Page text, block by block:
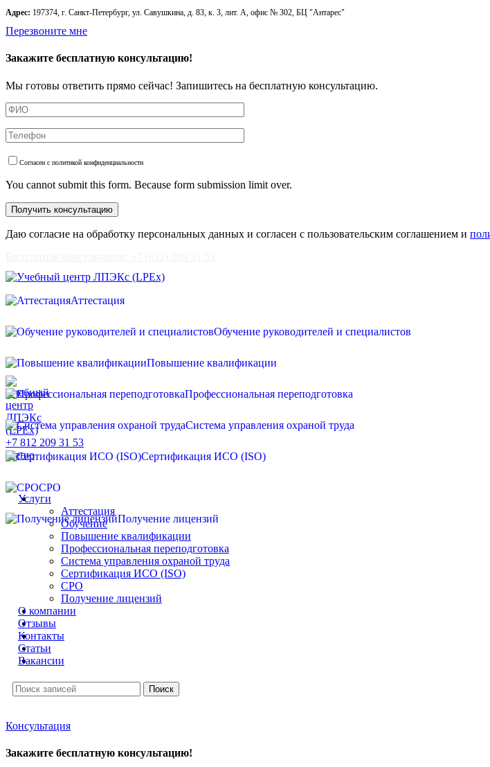
Адрес: 197374, г. Санкт-Петербург, ул. Савушкина, д. 83, к. 3, лит. А, офис № 302, БЦ "Антарес"
Перезвоните мне
Закажите бесплатную консультацию!
Мы готовы ответить прямо сейчас! Запишитесь на бесплатную консультацию.
Согласен с политикой конфиденциальности
You cannot submit this form. Because form submission limit over.
Даю согласие на обработку персональных данных и согласен с пользовательским соглашением и
Аттестация
Обучение руководителей и специалистов
Повышение квалификации
Профессиональная переподготовка
Система управления охраной труда
Сертификация ИСО (ISO)
СРО
Получение лицензий
+7 812 209 31 53
Меню
Услуги
Аттестация
Обучение
Повышение квалификации
Профессиональная переподготовка
Система управления охраной труда
Сертификация ИСО (ISO)
СРО
Получение лицензий
О компании
Отзывы
Контакты
Статьи
Вакансии
Поиск
Консультация
Закажите бесплатную консультацию!